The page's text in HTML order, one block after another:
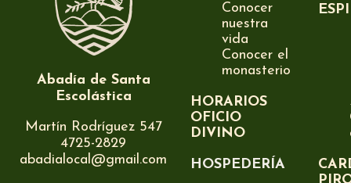
Abadía de Santa
Escolástica
Martín Rodríguez 547
4725-2829
abadialocal@gmail.com
Conocer
nuestra
vida
Conocer el
monasterio
HORARIOS
OFICIO
DIVINO
HOSPEDERÍA